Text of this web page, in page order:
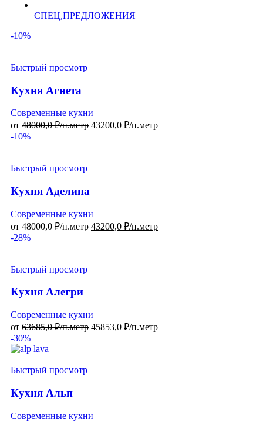
СПЕЦ,ПРЕДЛОЖЕНИЯ
-10%
Быстрый просмотр
Кухня Агнета
Современные кухни
от 48000,0₽/п.метр 43200,0 ₽/п.метр
-10%
Быстрый просмотр
Кухня Аделина
Современные кухни
от 48000,0₽/п.метр 43200,0 ₽/п.метр
-28%
Быстрый просмотр
Кухня Алегри
Современные кухни
от 63685,0₽/п.метр 45853,0 ₽/п.метр
-30%
Быстрый просмотр
Кухня Альп
Современные кухни